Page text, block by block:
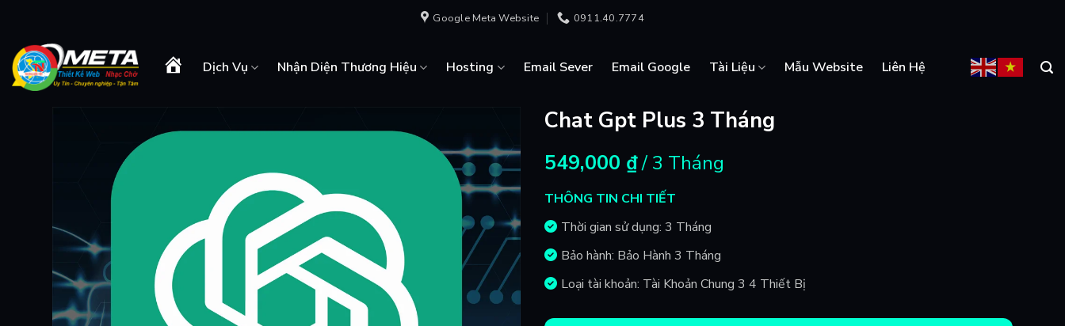
content
Google Meta Website 0911.40.7774
Trang Dịch Vụ Nhận Diện Thương Hiệu Hosting Email Sever Email Google Tài Liệu Mẫu Website Liên Hệ
Chat Gpt Plus 3 Tháng
549,000 ₫/ 3 Tháng
THÔNG TIN CHI TIẾT
Thời gian sử dụng: 3 Tháng
Bảo hành: Bảo Hành 3 Tháng
Loại tài khoản: Tài Khoản Chung 3 4 Thiết Bị